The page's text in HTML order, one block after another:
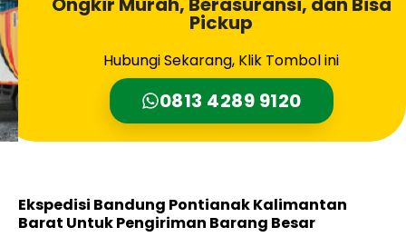
Pickup
Hubungi Sekarang, Klik Tombol ini
0813 4289 9120
Ekspedisi Bandung Pontianak Kalimantan
Barat Untuk Pengiriman Barang Besar